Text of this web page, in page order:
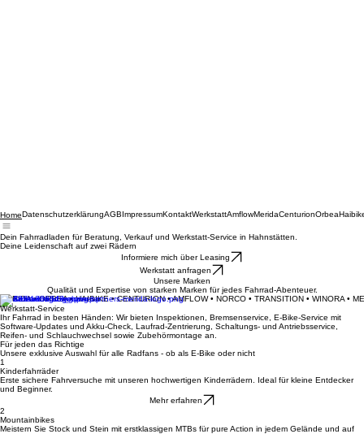
HomeDatenschutzerklärungAGB ImpressumKontaktWerkstattAmflowMeridaCenturion
Dein Fahrradladen für Beratung, Verkauf und Werkstatt-Service in Hahnstätten.
Informiere mich über Leasing
Werkstatt anfragen
Qualität und Expertise von starken Marken für jedes Fahrrad-Abenteuer.
MERIDA • ORBEA • HAIBIKE • CENTURION • AMFLOW • NORCO • TRANSITION • WINORA •
Werkstatt-Service
Ihr Fahrrad in besten Händen: Wir bieten Inspektionen, Bremsenservice, E-Bike-Service mit
Software-Updates und Akku-Check, Laufrad-Zentrierung, Schaltungs- und Antriebsservice,
Reifen- und Schlauchwechsel sowie Zubehörmontage an.
Für jeden das Richtige
Unsere exklusive Auswahl für alle Radfans - ob als E-Bike oder nicht
1
Erste sichere Fahrversuche mit unseren hochwertigen Kinderrädern. Ideal für kleine Entdecker
und Beginner.
Mehr erfahren